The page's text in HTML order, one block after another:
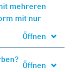
mehreren
mit nur
Öffnen
Öffnen